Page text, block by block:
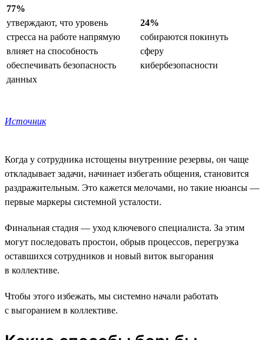
77%
утверждают, что уровень
стресса на работе напрямую
влияет на способность
обеспечивать безопасность
данных
24%
собираются покинуть
сферу
кибербезопасности
Источник
Когда у сотрудника истощены внутренние резервы, он чаще
откладывает задачи, начинает избегать общения, становится
раздражительным. Это кажется мелочами, но такие нюансы —
первые маркеры системной усталости.
Финальная стадия — уход ключевого специалиста. За этим
могут последовать простои, обрыв процессов, перегрузка
оставшихся сотрудников и новый виток выгорания
в коллективе.
Чтобы этого избежать, мы системно начали работать
с выгоранием в коллективе.